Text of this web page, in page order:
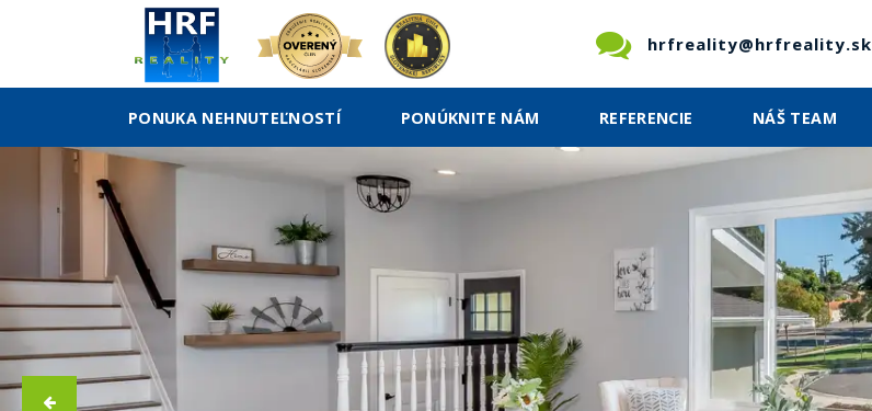
hrfreality@hrfreality.sk
PONUKA NEHNUTEĽNOSTÍ PONÚKNITE NÁM REFERENCIE NÁŠ TEAM